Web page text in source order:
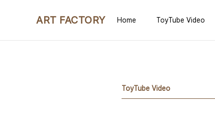
ART FACTORY Home ToyTube Video
ToyTube Video